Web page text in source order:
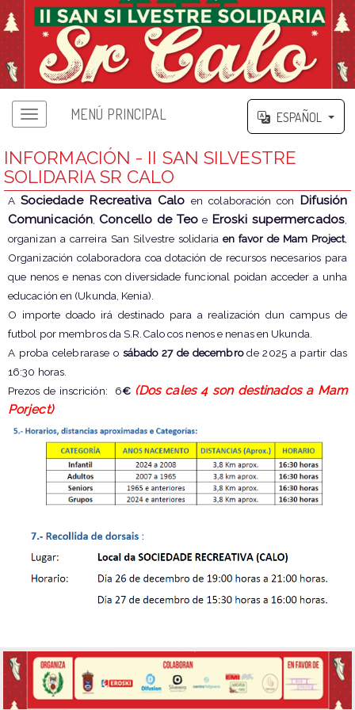
MENÚ PRINCIPAL ESPAÑOL
INFORMACIÓN - II SAN SILVESTRE
SOLIDARIA SR CALO
A Sociedade Recreativa Caloen colaboración con
Difusión
Comunicación, Concello de Teoe Eroski supermercados,
organizan a carreira San Silvestre solidaria en favor de Mam Project,
Organización colaboradora coa dotación de recursos necesarios para
que nenos e nenas con diversidade funcional poidan acceder a unha
educación en (Ukunda, Kenia).
O importe doado irá destinado para a realización dun campus de
futbol por membros da S.R.Calo cos nenos e nenas en Ukunda.
A proba celebrarase o sábado 27de decembrode 2025 a partir das
16:30 horas.
Prezos de inscrición: 6€(Dos cales 4 son destinados a Mam
Porject)